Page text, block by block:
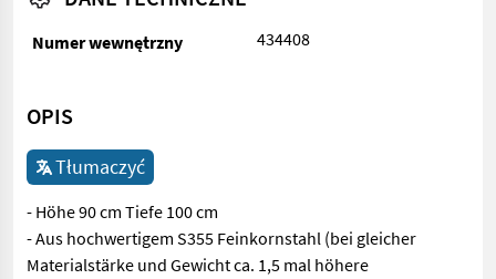
Numer wewnętrzny 434408
OPIS
Tłumaczyć
- Höhe 90 cm Tiefe 100 cm
- Aus hochwertigem S355 Feinkornstahl (bei gleicher
Materialstärke und Gewicht ca. 1,5 mal höhere